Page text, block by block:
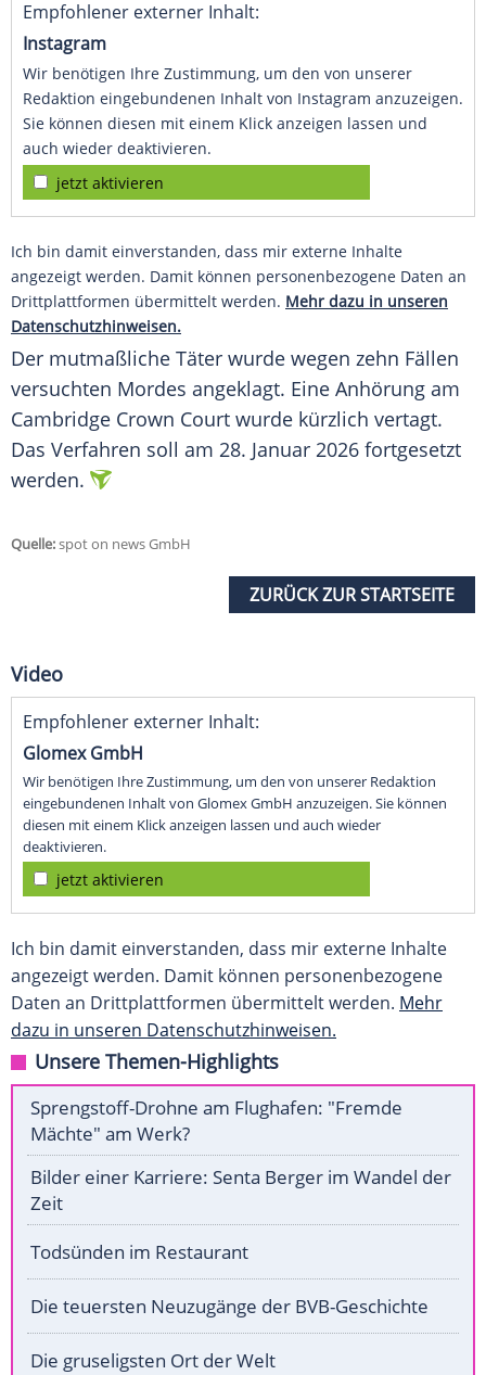
Empfohlener externer Inhalt:
Instagram
Wir benötigen Ihre Zustimmung, um den von unserer
Redaktion eingebundenen Inhalt von Instagram anzuzeigen.
Sie können diesen mit einem Klick anzeigen lassen und
auch wieder deaktivieren.
jetzt aktivieren
Ich bin damit einverstanden, dass mir externe Inhalte
angezeigt werden. Damit können personenbezogene Daten an
Drittplattformen übermittelt werden. Mehr dazu in unseren
Datenschutzhinweisen.
Der mutmaßliche Täter wurde wegen zehn Fällen
versuchten Mordes angeklagt. Eine Anhörung am
Cambridge Crown Court wurde kürzlich vertagt.
Das Verfahren soll am 28. Januar 2026 fortgesetzt
werden.
Quelle:spot on news GmbH
ZURÜCK ZUR STARTSEITE
Video
Empfohlener externer Inhalt:
Glomex GmbH
Wir benötigen Ihre Zustimmung, um den von unserer Redaktion
eingebundenen Inhalt von Glomex GmbH anzuzeigen. Sie können
diesen mit einem Klick anzeigen lassen und auch wieder
deaktivieren.
jetzt aktivieren
Ich bin damit einverstanden, dass mir externe Inhalte
angezeigt werden. Damit können personenbezogene
Daten an Drittplattformen übermittelt werden. Mehr
dazu in unseren Datenschutzhinweisen.
Unsere Themen-Highlights
Sprengstoff-Drohne am Flughafen: "Fremde
Mächte" am Werk?
Bilder einer Karriere: Senta Berger im Wandel der
Zeit
Todsünden im Restaurant
Die teuersten Neuzugänge der BVB-Geschichte
Die gruseligsten Ort der Welt